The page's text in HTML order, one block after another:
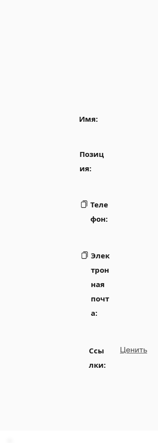
Имя:
Позиц
ия:
Теле
фон:
Элек
трон
ная
почт
а:
Ссы
лки:
Ценить